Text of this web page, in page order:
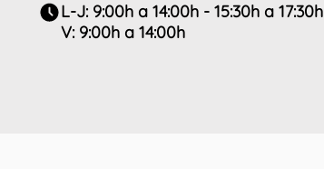
L-J: 9:00h a 14:00h - 15:30h a 17:30h
V: 9:00h a 14:00h